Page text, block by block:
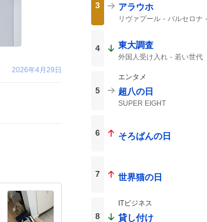
2026年4月29日
3 アラウホ
リヴァプール バルセロナ
4 東大調査
外国人受け入れ 若い世代
5
エンタメ
超八の日
SUPER EIGHT
6 そろばんの日
7 世界猫の日
8
ITビジネス
貸し付け